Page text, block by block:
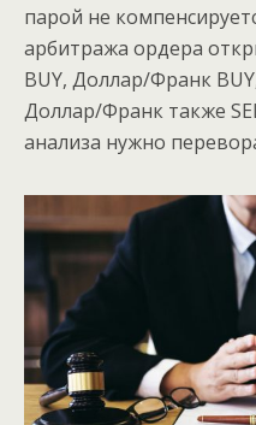
парой не
арбитража ордера
BUY, Доллар/Франк
Доллар/Франк также
анализа нужно